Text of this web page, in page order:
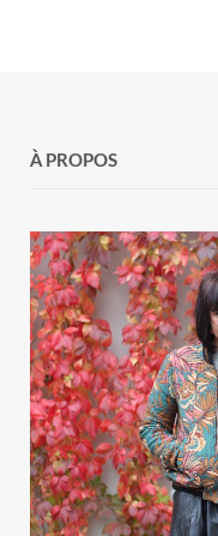
À PROPOS